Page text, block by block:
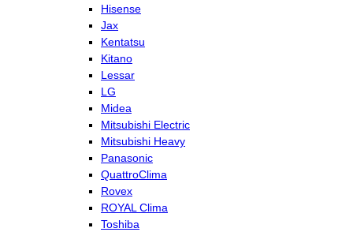
Hisense
Jax
Kentatsu
Kitano
Lessar
LG
Midea
Mitsubishi Electric
Mitsubishi Heavy
Panasonic
QuattroClima
Rovex
ROYAL Clima
Toshiba